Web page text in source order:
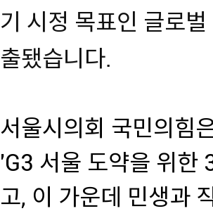
기 시정 목표인 글로
출됐습니다.
서울시의회 국민의힘
'G3 서울 도약을 위한
고, 이 가운데 민생과